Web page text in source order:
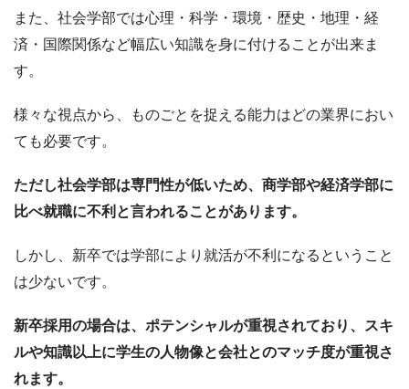
また、社会学部では心理・科学・環境・歴史・地理・経
済・国際関係など幅広い知識を身に付けることが出来ま
す。
様々な視点から、ものごとを捉える能力はどの業界におい
ても必要です。
ただし社会学部は専門性が低いため、商学部や経済学部に
比べ就職に不利と言われることがあります。
しかし、新卒では学部により就活が不利になるということ
は少ないです。
新卒採用の場合は、ポテンシャルが重視されており、スキ
ルや知識以上に学生の人物像と会社とのマッチ度が重視さ
れます。